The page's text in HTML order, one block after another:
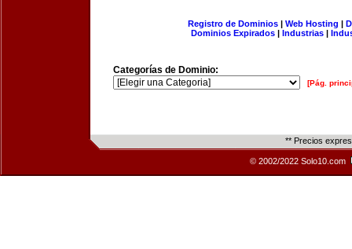
Registro de Dominios| Web Hosting |
Dominios Expirados | Industrias |
Categorías de Dominio:
[Pág.
** Precios
© 2002/2022 Solo10.com